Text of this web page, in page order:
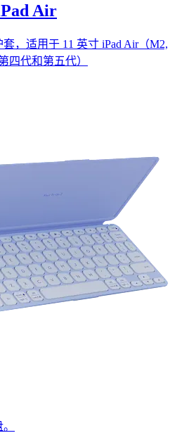
Air
，适用于 11 英寸 iPad Air（M2,
四代和第五代）